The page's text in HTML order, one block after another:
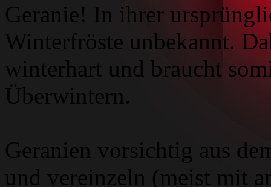
Geranie! In ihrer
Winterfröste unbekannt.
winterhart und braucht
Überwintern.
Geranien vorsichtig aus
und vereinzeln (meist mit